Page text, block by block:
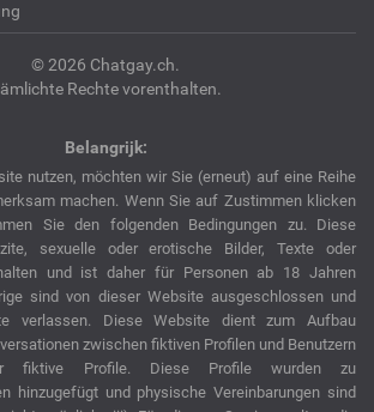
© 2026 Chatgay.ch.
Rechte vorenthalten.
Belangrijk:
nutzen, möchten wir Sie (erneut) auf eine Reihe
machen. Wenn Sie auf Zustimmen klicken
Sie den folgenden Bedingungen zu. Diese
sexuelle oder erotische Bilder, Texte oder
und ist daher für Personen ab 18 Jahren
sind von dieser Website ausgeschlossen und
verlassen. Diese Website dient zum Aufbau
zwischen fiktiven Profilen und Benutzern
fiktive Profile. Diese Profile wurden zu
hinzugefügt und physische Vereinbarungen sind